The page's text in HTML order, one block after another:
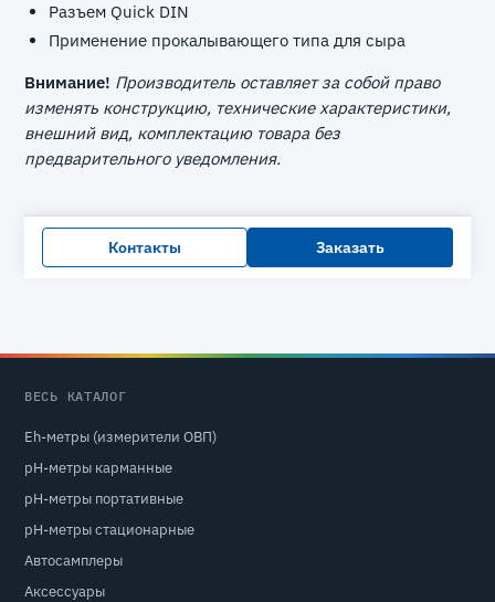
Разъем Quick DIN
Применение прокалывающего типа для сыра
Внимание! Производитель оставляет за собой право
изменять конструкцию, технические характеристики,
внешний вид, комплектацию товара без
предварительного уведомления.
Контакты Заказать
ВЕСЬ КАТАЛОГ
Eh-метры (измерители ОВП)
pH-метры карманные
pH-метры портативные
pH-метры стационарные
Автосамплеры
Аксессуары